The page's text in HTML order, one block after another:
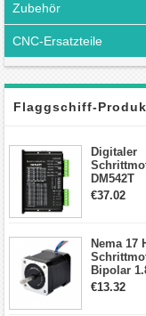
Zubehör
CNC-Ersatzteile
Flaggschiff-
Digitaler
DM542T
€37.02
Nema 17
Bipolar
2A 4
€13.32